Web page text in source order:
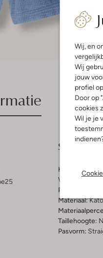
Wij, en
Wij
jouw
profiel
Door op
cookies
Wil je je
Kleur:
Wassing:
Patroon:
Materiaal:
Taillehoogte:
Pasvorm: